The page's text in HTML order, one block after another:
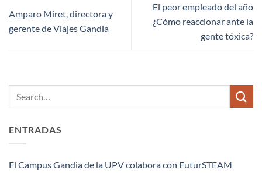
Amparo Miret, directora y
gerente de Viajes Gandia
El peor empleado del año
¿Cómo reaccionar ante la
gente tóxica?
ENTRADAS
El Campus Gandia de la UPV colabora con FuturSTEAM